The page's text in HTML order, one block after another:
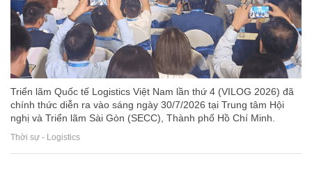
Triển lãm Quốc tế Logistics Việt Nam lần thứ 4 (VILOG 2026) đã
chính thức diễn ra vào sáng ngày 30/7/2026 tại Trung tâm Hội
nghị và Triển lãm Sài Gòn (SECC), Thành phố Hồ Chí Minh.
Thời sự - Logistics